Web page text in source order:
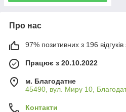
Про нас
97% позитивних з 196 відгуків
Працює з 20.10.2022
м. Благодатне
45490, вул. Миру 10,
Контакти